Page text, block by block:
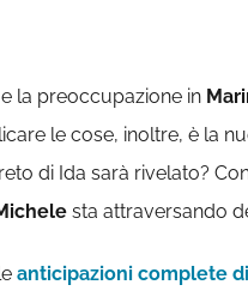
e la preoccupazione in
le cose, inoltre, è la
di Ida sarà rivelato?
sta attraversando
anticipazioni complete di